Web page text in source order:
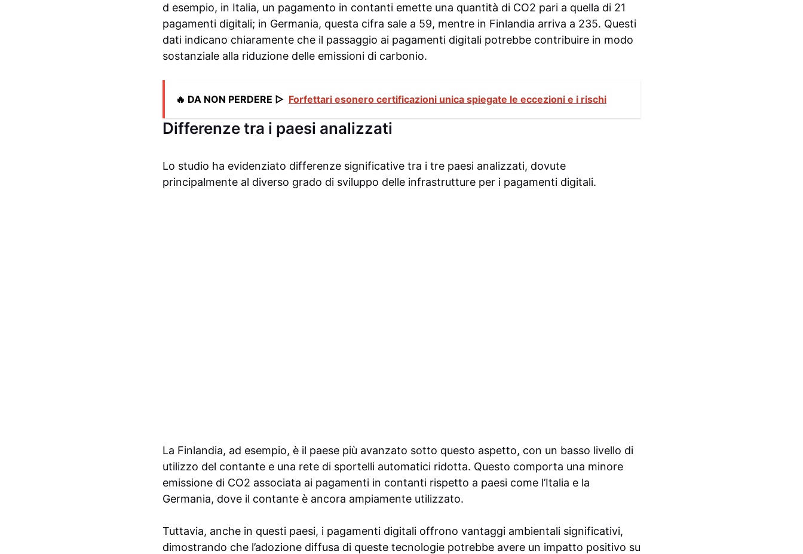
d esempio, in Italia, un pagamento in contanti emette una quantità di CO2 pari a quella di 21
pagamenti digitali; in Germania, questa cifra sale a 59, mentre in Finlandia arriva a 235. Questi
dati indicano chiaramente che il passaggio ai pagamenti digitali potrebbe contribuire in modo
sostanziale alla riduzione delle emissioni di carbonio.
🔥 DA NON PERDERE ▷ Forfettari esonero certificazioni unica spiegate le eccezioni e i rischi
Differenze tra i paesi analizzati
Lo studio ha evidenziato differenze significative tra i tre paesi analizzati, dovute
principalmente al diverso grado di sviluppo delle infrastrutture per i pagamenti digitali.
La Finlandia, ad esempio, è il paese più avanzato sotto questo aspetto, con un basso livello di
utilizzo del contante e una rete di sportelli automatici ridotta. Questo comporta una minore
emissione di CO2 associata ai pagamenti in contanti rispetto a paesi come l’Italia e la
Germania, dove il contante è ancora ampiamente utilizzato.
Tuttavia, anche in questi paesi, i pagamenti digitali offrono vantaggi ambientali significativi,
dimostrando che l’adozione diffusa di queste tecnologie potrebbe avere un impatto positivo su